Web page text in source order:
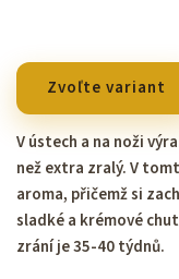
Zvoľte variant
V ústech a na noži
než extra zralý. V
aroma, přičemž si
sladké a krémové
zrání je 35-40 týdnů.